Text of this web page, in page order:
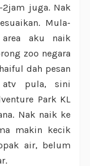
2jam juga. Nak
Mula-
aku naik
zoo negara
dah pesan
atv pula, sini
Park KL
Nak naik ke
makin kecik
air, belum